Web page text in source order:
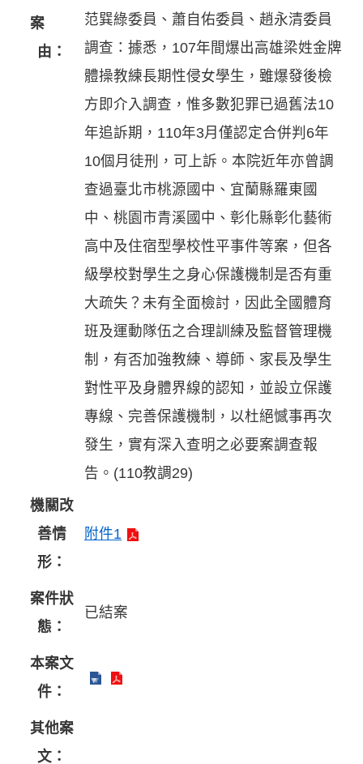
案
由：
范巽綠委員、蕭自佑委員、趙永清委員
調查：據悉，107年間爆出高雄梁姓金牌
體操教練長期性侵女學生，雖爆發後檢
方即介入調查，惟多數犯罪已過舊法10
年追訴期，110年3月僅認定合併判6年
10個月徒刑，可上訴。本院近年亦曾調
查過臺北市桃源國中、宜蘭縣羅東國
中、桃園市青溪國中、彰化縣彰化藝術
高中及住宿型學校性平事件等案，但各
級學校對學生之身心保護機制是否有重
大疏失？未有全面檢討，因此全國體育
班及運動隊伍之合理訓練及監督管理機
制，有否加強教練、導師、家長及學生
對性平及身體界線的認知，並設立保護
專線、完善保護機制，以杜絕憾事再次
發生，實有深入查明之必要案調查報
告。(110教調29)
機關改
善情
形：
附件1
案件狀
態：
已結案
本案文
件：
其他案
文：